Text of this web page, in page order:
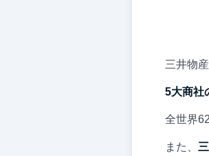
三井物
5大商社
全世界
また、